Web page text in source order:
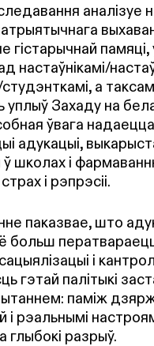
аналізуе
гістарычнай
настаўнікамі/
а
уплыў Захаду на
ўвага надаецца
адукацыі,
школах і
і рэпрэсіі.
паказвае, што
больш
і
гэтай палітыкі
паміж
і рэальнымі
глыбокі разрыў.